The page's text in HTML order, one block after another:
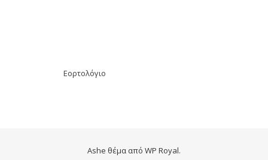
Εορτολόγιο
Ashe θέμα από WP Royal.